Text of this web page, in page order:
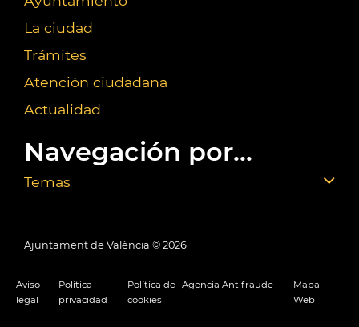
La ciudad
Trámites
Atención ciudadana
Actualidad
Navegación por...
Temas
Ajuntament de València © 2026
Aviso
legal
Política
privacidad
Política de
cookies
Agencia Antifraude
Mapa
Web